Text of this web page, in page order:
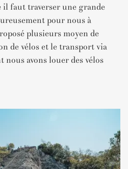
faut traverser une grande
pour nous à
plusieurs moyen de
de vélos et le transport via
avons louer des vélos